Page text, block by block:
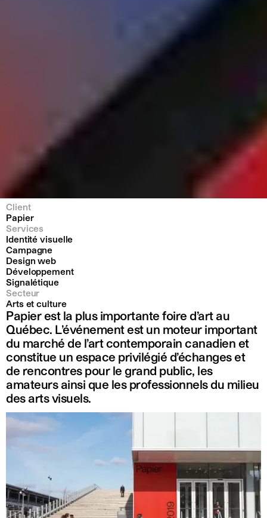
Client
Papier
Services
Identité visuelle
Campagne
Design web
Développement
Signalétique
Secteur
Arts et culture
Papier est la plus importante foire d’art au
Québec. L’événement est un moteur important
du marché de l’art contemporain canadien et
constitue un espace privilégié d’échanges et
de rencontres pour le grand public, les
amateurs ainsi que les professionnels du milieu
des arts visuels.